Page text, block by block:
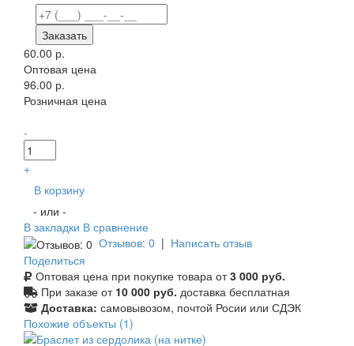
Заказать
60.00 р.
Оптовая цена
96.00 р.
Розничная цена
-
+
В корзину
- или -
В закладки В сравнение
Отзывов: 0 | Написать отзыв
Поделиться
Оптовая цена при покупке товара от3 000 руб.
При заказе от 10 000 руб. доставка бесплатная
Доставка: самовывозом, почтой Росии или СДЭК
Похожие объекты (1)